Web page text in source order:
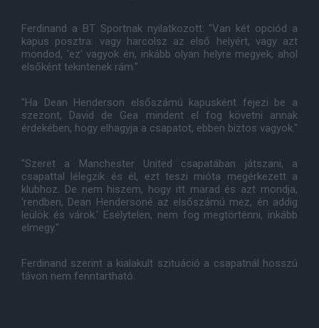
Ferdinand a BT Sportnak nyilatkozott: "Van két opciód a
kapus posztra: vagy harcolsz az első helyért, vagy azt
mondod, 'ez' vagyok én, inkább olyan helyre megyek, ahol
elsőként tekintenek rám."
"Ha Dean Henderson elsőszámú kapusként fejezi be a
szezont, David de Gea mindent el fog követni annak
érdekében, hogy elhagyja a csapatot, ebben biztos vagyok."
"Szeret a Manchester United csapatában játszani, a
csapattal lélegzik és él, ezt teszi mióta megérkezett a
klubhoz. De nem hiszem, hogy itt marad és azt mondja,
'rendben, Dean Hendersoné az elsőszámú mez, én addig
leülök és várok.' Esélytelen, nem fog megtörténni, inkább
elmegy."
Ferdinand szerint a kialakult szituáció a csapatnál hosszú
távon nem fenntartható.